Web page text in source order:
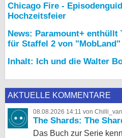
Chicago Fire -
Hochzeitsfeier
News: Paramount+
für Staffel 2 von "MobLand"
Inhalt: Ich und die Walter
AKTUELLE KOMMENTARE
08.08.2026 14:11 von
The Shards: The
Das Buch zur Serie